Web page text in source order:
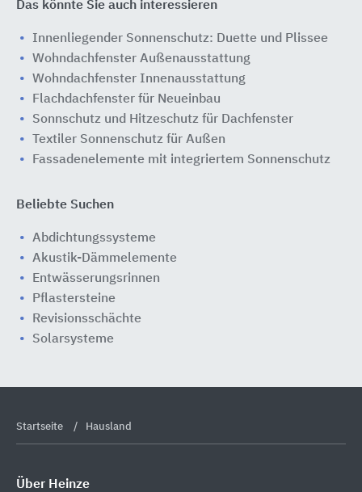
Das könnte Sie auch interessieren
Innenliegender Sonnenschutz: Duette und Plissee
Wohndachfenster Außenausstattung
Wohndachfenster Innenausstattung
Flachdachfenster für Neueinbau
​​Sonnschutz und Hitzeschutz für Dachfenster
Textiler Sonnenschutz für Außen
Fassadenelemente mit integriertem Sonnenschutz
Beliebte Suchen
Abdichtungssysteme
Akustik-Dämmelemente
Entwässerungsrinnen
Pflastersteine
Revisionsschächte
Solarsysteme
Startseite Hausland
Über Heinze